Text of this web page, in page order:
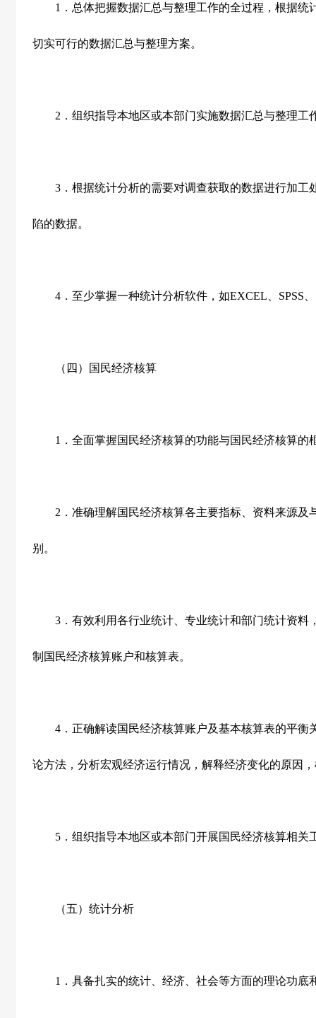
1 ．总体把握数据汇总与整理工作的全过程，根据
切实可行的数据汇总与整理方案。
2 ．组织指导本地区或本部门实施数据汇总与整理工
3 ．根据统计分析的需要对调查获取的数据进行加
陷的数据。
4 ．至少掌握一种统计分析软件，如EXCEL SPSS
（四）国民经济核算
1 ．全面掌握国民经济核算的功能与国民经济核算的
2 ．准确理解国民经济核算各主要指标、资料来源
别。
3 ．有效利用各行业统计、专业统计和部门统计资
制国民经济核算账户和核算表。
4 ．正确解读国民经济核算账户及基本核算表的平
论方法，分析宏观经济运行情况，解释经济变化的原因
5 ．组织指导本地区或本部门开展国民经济核算相关
（五）统计分析
1 ．具备扎实的统计、经济、社会等方面的理论功底